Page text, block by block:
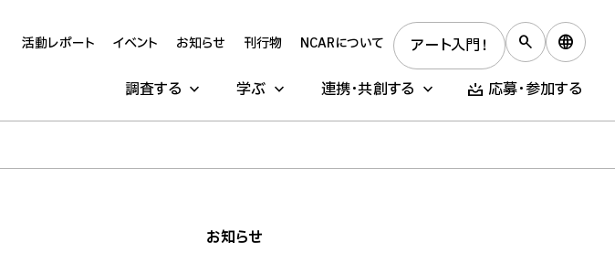
調査する 学ぶ 連携・共創する 応募・参加する
活動レポート イベント お知らせ 刊行物 NCARについて アート入門！
お知らせ